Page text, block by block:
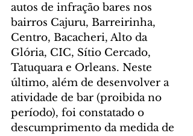
autos de infração bares nos
bairros Cajuru, Barreirinha,
Centro, Bacacheri, Alto da
Glória, CIC, Sítio Cercado,
Tatuquara e Orleans. Neste
último, além de desenvolver a
atividade de bar (proibida no
período), foi constatado o
descumprimento da medida de